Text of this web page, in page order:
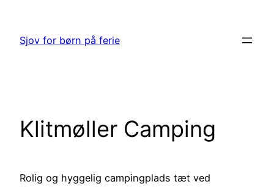
indhold
Sjov for børn på ferie
Klitmøller Camping
Rolig og hyggelig campingplads tæt ved